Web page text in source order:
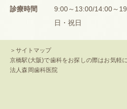
診療時間
9:00～13:00/14:00～
日・祝日
＞サイトマップ
京橋駅(大阪)で歯科をお探しの際はお気軽
法人森岡歯科医院